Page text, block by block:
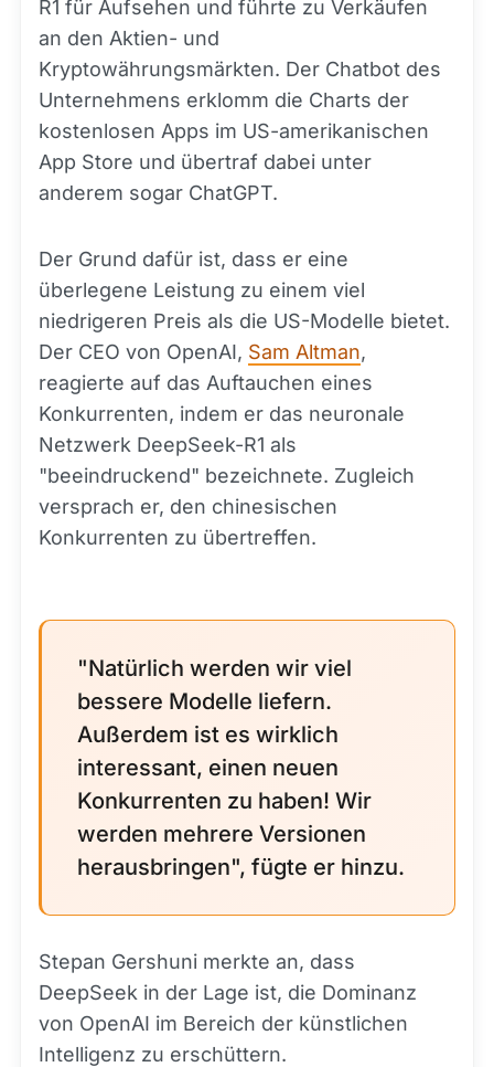
R1 für Aufsehen und führte zu Verkäufen
an den Aktien- und
Kryptowährungsmärkten. Der Chatbot des
Unternehmens erklomm die Charts der
kostenlosen Apps im US-amerikanischen
App Store und übertraf dabei unter
anderem sogar ChatGPT.
Der Grund dafür ist, dass er eine
überlegene Leistung zu einem viel
niedrigeren Preis als die US-Modelle bietet.
Der CEO von OpenAI, Sam Altman,
reagierte auf das Auftauchen eines
Konkurrenten, indem er das neuronale
Netzwerk DeepSeek-R1 als
"beeindruckend" bezeichnete. Zugleich
versprach er, den chinesischen
Konkurrenten zu übertreffen.
"Natürlich werden wir viel
bessere Modelle liefern.
Außerdem ist es wirklich
interessant, einen neuen
Konkurrenten zu haben! Wir
werden mehrere Versionen
herausbringen", fügte er hinzu.
Stepan Gershuni merkte an, dass
DeepSeek in der Lage ist, die Dominanz
von OpenAI im Bereich der künstlichen
Intelligenz zu erschüttern.